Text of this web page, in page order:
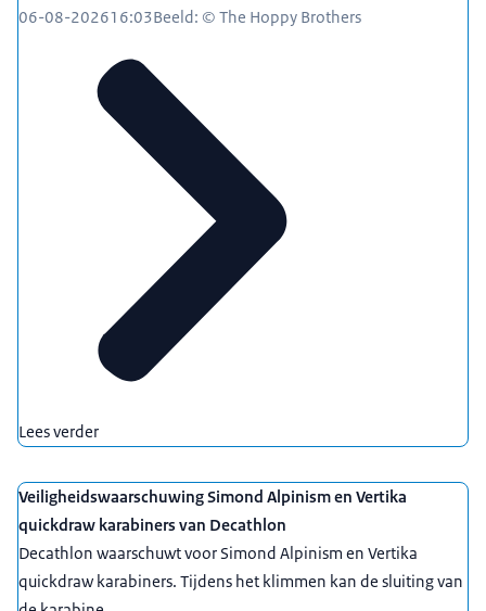
06-08-202616:03Beeld: © The Hoppy Brothers
Lees verder
Veiligheidswaarschuwing Simond Alpinism en Vertika
quickdraw karabiners van Decathlon
Decathlon waarschuwt voor Simond Alpinism en Vertika
quickdraw karabiners. Tijdens het klimmen kan de sluiting van